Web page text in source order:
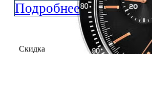
Подробнее
Скидка